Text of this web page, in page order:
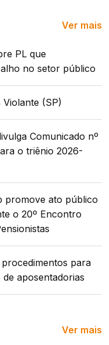
Ver mais
PL que
no setor público
Violante (SP)
Comunicado nº
o triênio 2026-
promove ato público
o 20º Encontro
para
aposentadorias
Ver mais